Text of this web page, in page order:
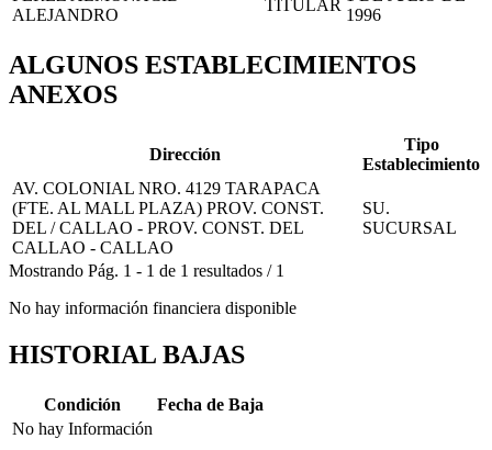
ALEJANDRO
TITULAR
1996
ALGUNOS ESTABLECIMIENTOS
ANEXOS
Dirección
Tipo
Establecimiento
AV. COLONIAL NRO. 4129 TARAPACA
(FTE. AL MALL PLAZA) PROV. CONST.
DEL / CALLAO - PROV. CONST. DEL
CALLAO - CALLAO
SU.
SUCURSAL
Mostrando Pág. 1 - 1 de 1 resultados / 1
No hay información financiera disponible
HISTORIAL BAJAS
Condición
Fecha de Baja
No hay Información